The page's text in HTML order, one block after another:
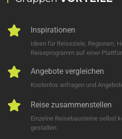
Inspirationen
Ideen für Reiseziele, Regionen,
Reiseprogramm auf einer
Angebote vergleichen
Kostenlos anfragen und
Reise zusammenstellen
Einzelne Reisebausteine selbst
gestalten.